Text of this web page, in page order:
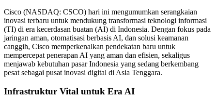
Cisco (NASDAQ: CSCO) hari ini mengumumkan serangkaian
inovasi terbaru untuk mendukung transformasi teknologi informasi
(TI) di era kecerdasan buatan (AI) di Indonesia. Dengan fokus pada
jaringan aman, otomatisasi berbasis AI, dan solusi keamanan
canggih, Cisco memperkenalkan pendekatan baru untuk
mempercepat penerapan AI yang aman dan efisien, sekaligus
menjawab kebutuhan pasar Indonesia yang sedang berkembang
pesat sebagai pusat inovasi digital di Asia Tenggara.
Infrastruktur Vital untuk Era AI